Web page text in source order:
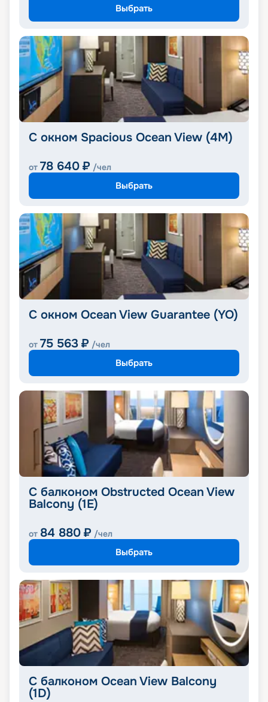
Выбрать
С окном Spacious Ocean View (4M)
от 78 640 ₽ /чел
Выбрать
С окном Ocean View Guarantee (YO)
от 75 563 ₽ /чел
Выбрать
С балконом Obstructed Ocean View
Balcony (1E)
от 84 880 ₽ /чел
Выбрать
С балконом Ocean View Balcony
(1D)